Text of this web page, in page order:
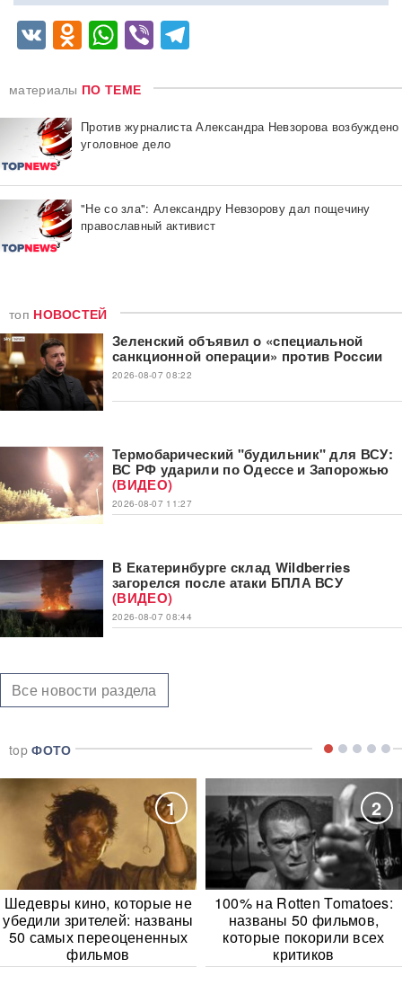
VKOdnoklassniki
WhatsApp
Viber
материалы ПО ТЕМЕ
Против журналиста Александра Невзорова возбуждено
уголовное дело
"Не со зла": Александру Невзорову дал пощечину
православный активист
топ НОВОСТЕЙ
Зеленский объявил о «специальной
санкционной операции» против России
2026-08-07 08:22
Термобарический "будильник" для ВСУ:
ВС РФ ударили по Одессе и Запорожью
(ВИДЕО)
2026-08-07 11:27
В Екатеринбурге склад Wildberries
загорелся после атаки БПЛА ВСУ
(ВИДЕО)
2026-08-07 08:44
Все новости раздела
topФОТО
1
Шедевры кино, которые не
убедили зрителей: названы
50 самых переоцененных
фильмов
2
100% на Rotten Tomatoes:
названы 50 фильмов,
которые покорили всех
критиков